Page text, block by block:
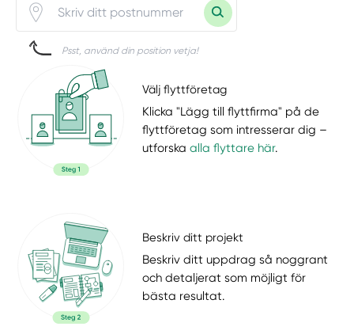
Psst, använd din position vetja!
Välj flyttföretag
Klicka "Lägg till flyttfirma" på de
flyttföretag som intresserar dig –
utforskaalla flyttare här.
Beskriv ditt projekt
Beskriv ditt uppdrag så noggrant
och detaljerat som möjligt för
bästa resultat.